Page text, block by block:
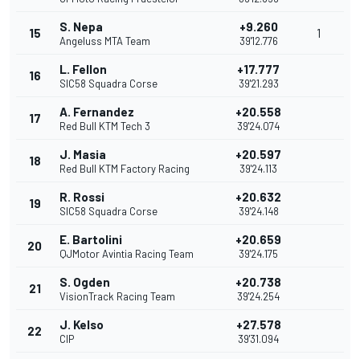
15 S. Nepa
Angeluss MTA Team
+9.260
39'12.776
1
16 L. Fellon
SIC58 Squadra Corse
+17.777
39'21.293
17 A. Fernandez
Red Bull KTM Tech 3
+20.558
39'24.074
18 J. Masia
Red Bull KTM Factory Racing
+20.597
39'24.113
19 R. Rossi
SIC58 Squadra Corse
+20.632
39'24.148
20 E. Bartolini
QJMotor Avintia Racing Team
+20.659
39'24.175
21 S. Ogden
VisionTrack Racing Team
+20.738
39'24.254
22 J. Kelso
CIP
+27.578
39'31.094